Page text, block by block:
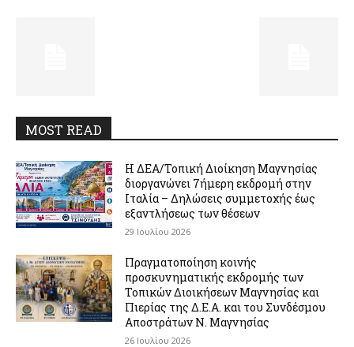
MOST READ
Η ΔΕΑ/Τοπική Διοίκηση Μαγνησίας
διοργανώνει 7ήμερη εκδρομή στην
Ιταλία – Δηλώσεις συμμετοχής έως
εξαντλήσεως των θέσεων
29 Ιουλίου 2026
Πραγματοποίηση κοινής
προσκυνηματικής εκδρομής των
Τοπικών Διοικήσεων Μαγνησίας και
Πιερίας της Δ.Ε.Α. και του Συνδέσμου
Αποστράτων Ν. Μαγνησίας
26 Ιουλίου 2026